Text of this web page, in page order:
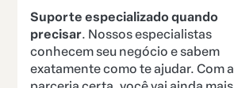
Suporte especializado quando
precisar. Nossos especialistas
conhecem seu negócio e sabem
exatamente como te ajudar. Com a